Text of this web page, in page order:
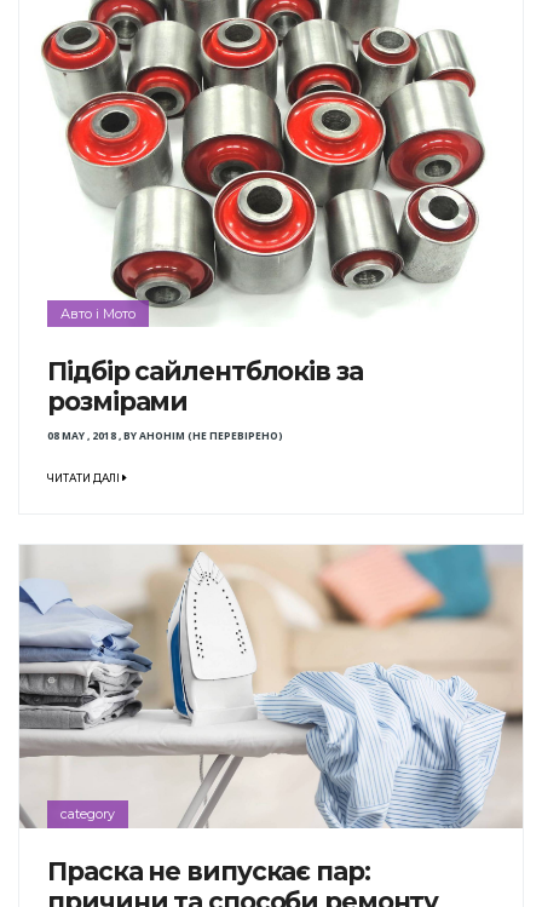
Авто і Мото
Підбір сайлентблоків за
розмірами
08 MAY , 2018,BYАНОНІМ (НЕ ПЕРЕВІРЕНО)
ЧИТАТИ ДАЛІ
category
Праска не випускає пар: